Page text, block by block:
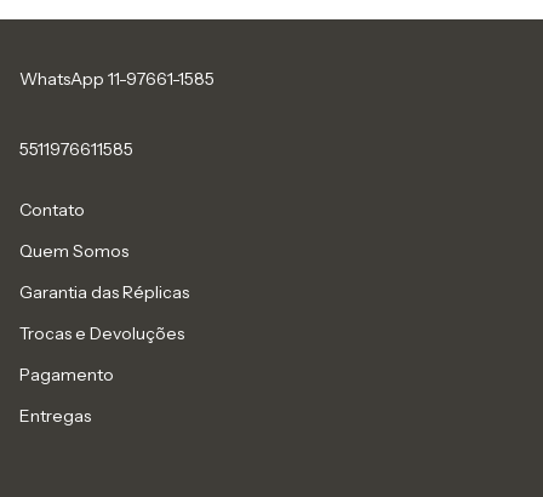
WhatsApp 11-97661-1585
5511976611585
Contato
Quem Somos
Garantia das Réplicas
Trocas e Devoluções
Pagamento
Entregas